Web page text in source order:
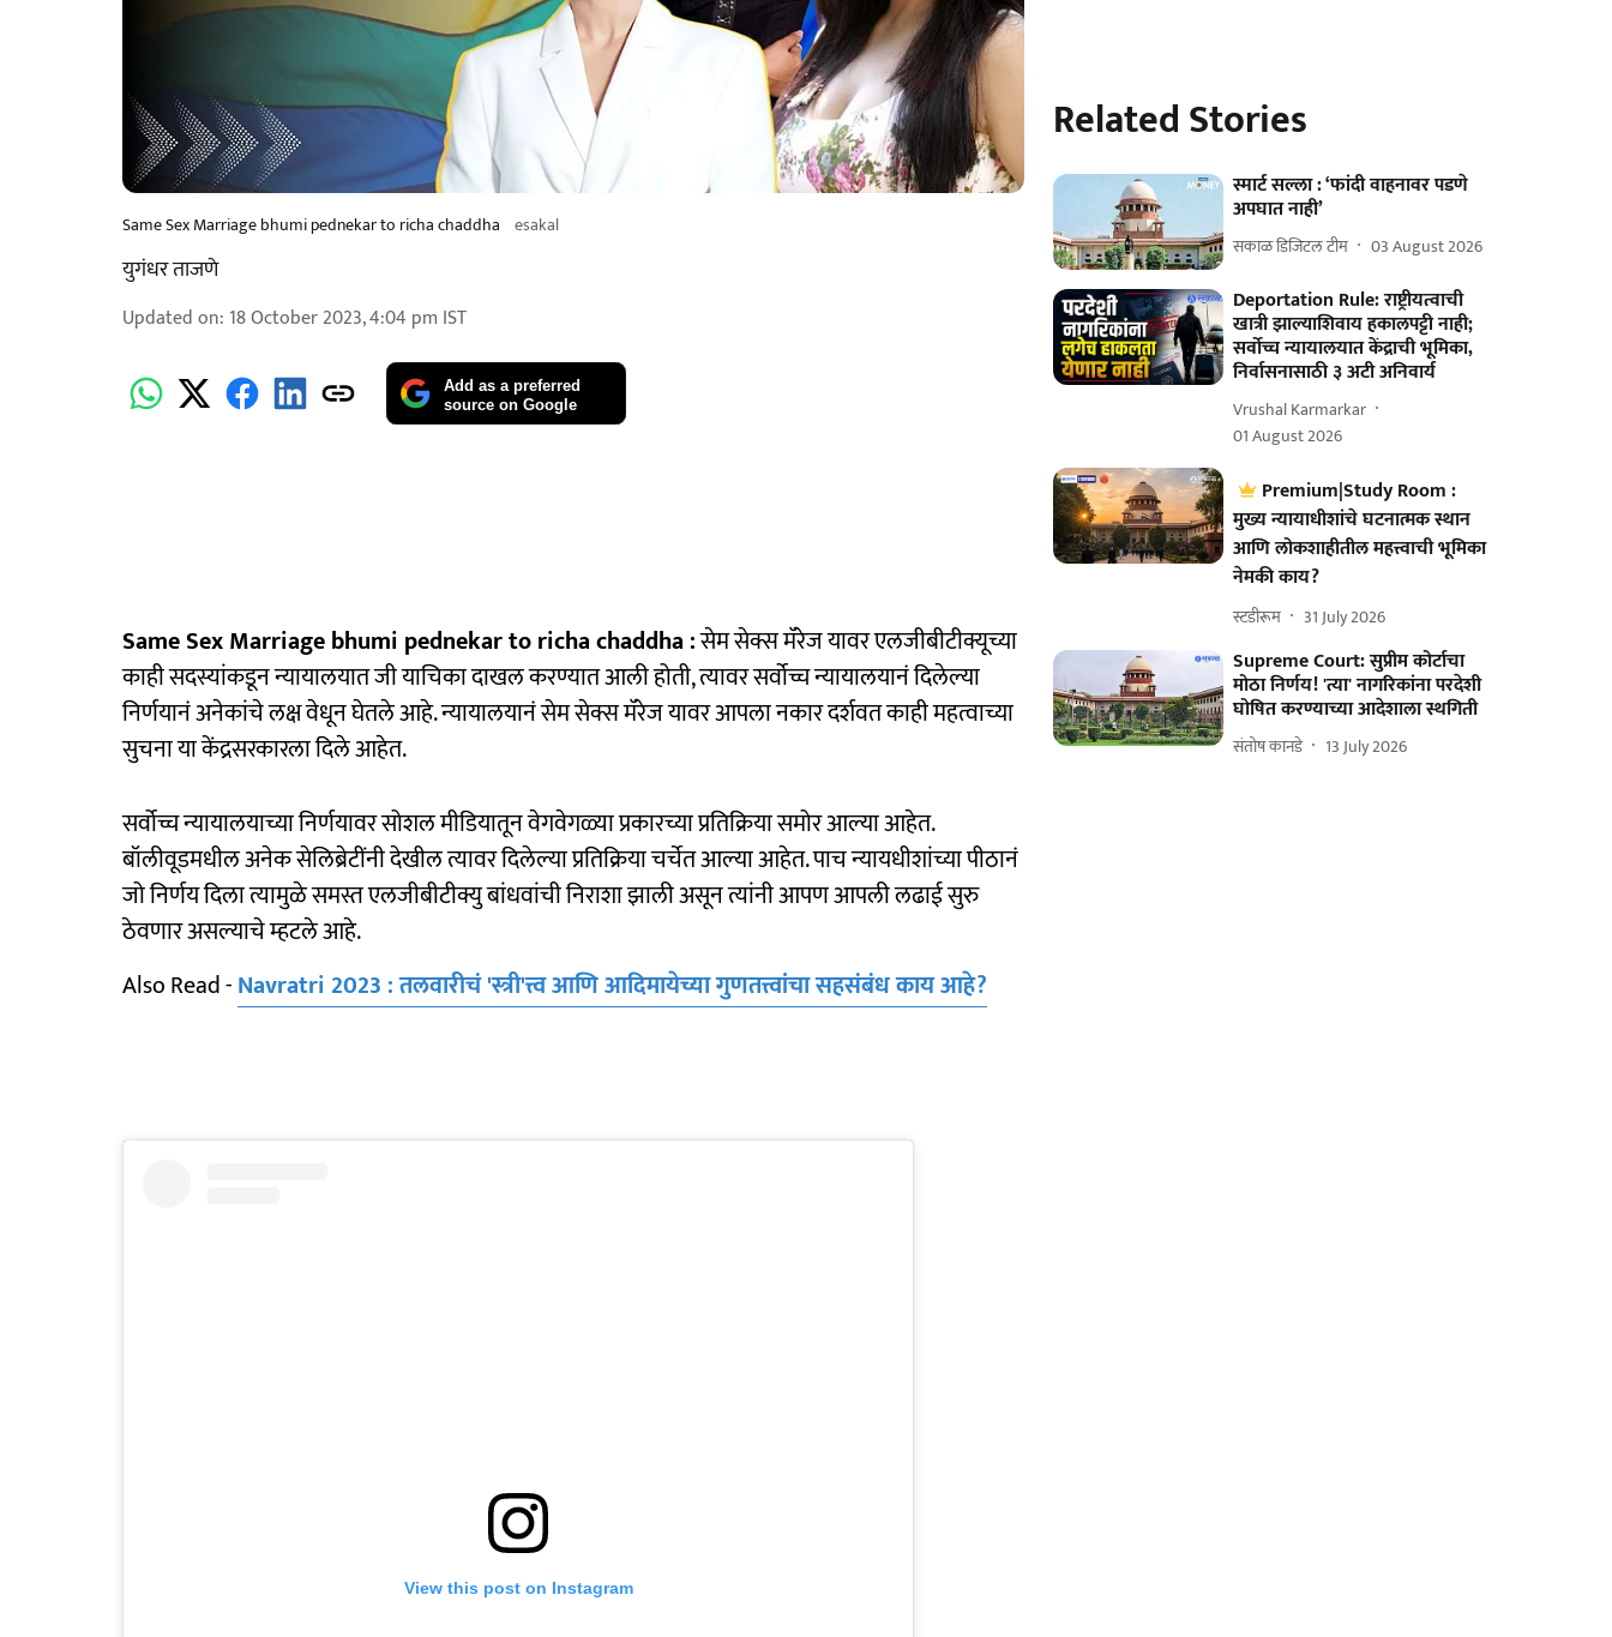
Same Sex Marriage bhumi pednekar to richa chaddha esakal
युगंधर ताजणे
Updated on: 18 October 2023, 4:04 pm IST
Add as a preferred
source on Google
Same Sex Marriage bhumi pednekar to richa chaddha :सेम सेक्स मॅरेज यावर एलजीबीटीक्यूच्या
काही सदस्यांकडून न्यायालयात जी याचिका दाखल करण्यात आली होती, त्यावर सर्वोच्च न्यायालयानं दिलेल्या
निर्णयानं अनेकांचे लक्ष वेधून घेतले आहे. न्यायालयानं सेम सेक्स मॅरेज यावर आपला नकार दर्शवत काही महत्वाच्या
सुचना या केंद्रसरकारला दिले आहेत.
सर्वोच्च न्यायालयाच्या निर्णयावर सोशल मीडियातून वेगवेगळ्या प्रकारच्या प्रतिक्रिया समोर आल्या आहेत.
बॉलीवूडमधील अनेक सेलिब्रेटींनी देखील त्यावर दिलेल्या प्रतिक्रिया चर्चेत आल्या आहेत. पाच न्यायधीशांच्या पीठानं
जो निर्णय दिला त्यामुळे समस्त एलजीबीटीक्यु बांधवांची निराशा झाली असून त्यांनी आपण आपली लढाई सुरु
ठेवणार असल्याचे म्हटले आहे.
Also Read -Navratri 2023 : तलवारीचं 'स्त्री'त्त्व आणि आदिमायेच्या गुणतत्त्वांचा सहसंबंध काय आहे?
View this post on Instagram
Related Stories
स्मार्ट सल्ला : ‘फांदी वाहनावर पडणे
अपघात नाही’
सकाळ डिजिटल टीम 03 August 2026
Deportation Rule: राष्ट्रीयत्वाची
खात्री झाल्याशिवाय हकालपट्टी नाही;
सर्वोच्च न्यायालयात केंद्राची भूमिका,
निर्वासनासाठी ३ अटी अनिवार्य
Vrushal Karmarkar
01 August 2026
Premium|Study Room :
मुख्य न्यायाधीशांचे घटनात्मक स्थान
आणि लोकशाहीतील महत्त्वाची भूमिका
नेमकी काय?
स्टडीरूम 31 July 2026
Supreme Court: सुप्रीम कोर्टाचा
मोठा निर्णय! 'त्या' नागरिकांना परदेशी
घोषित करण्याच्या आदेशाला स्थगिती
संतोष कानडे 13 July 2026